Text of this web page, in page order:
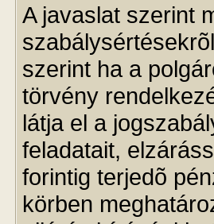
A javaslat szerint
szerint ha a
törvény
látja el a
feladatait,
forintig terjedõ
körben